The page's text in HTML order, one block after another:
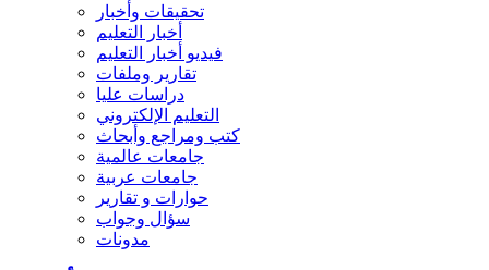
تحقيقات وأخبار
أخبار التعليم
فيديو أخبار التعليم
تقارير وملفات
دراسات عليا
التعليم الإلكتروني
كتب ومراجع وأبحاث
جامعات عالمية
جامعات عربية
حوارات و تقارير
سؤال وجواب
مدونات